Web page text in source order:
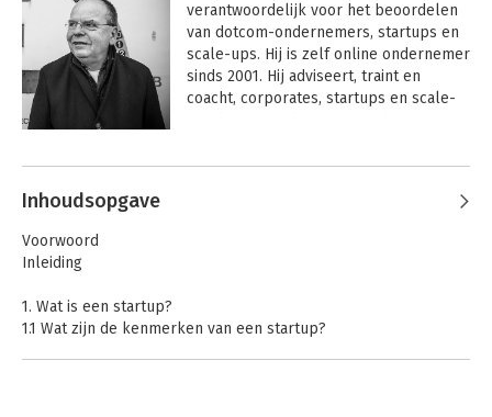
verantwoordelijk voor het beoordelen
van dotcom-ondernemers, startups en
scale-ups. Hij is zelf online ondernemer
sinds 2001. Hij adviseert, traint en
coacht, corporates, startups en scale-
'Dinosauriër of krokodil' en 'Geld
Andere boeken door Tony de Bree
Inhoudsopgave
Voorwoord
Inleiding
1. Wat is een startup?
1.1 Wat zijn de kenmerken van een startup?